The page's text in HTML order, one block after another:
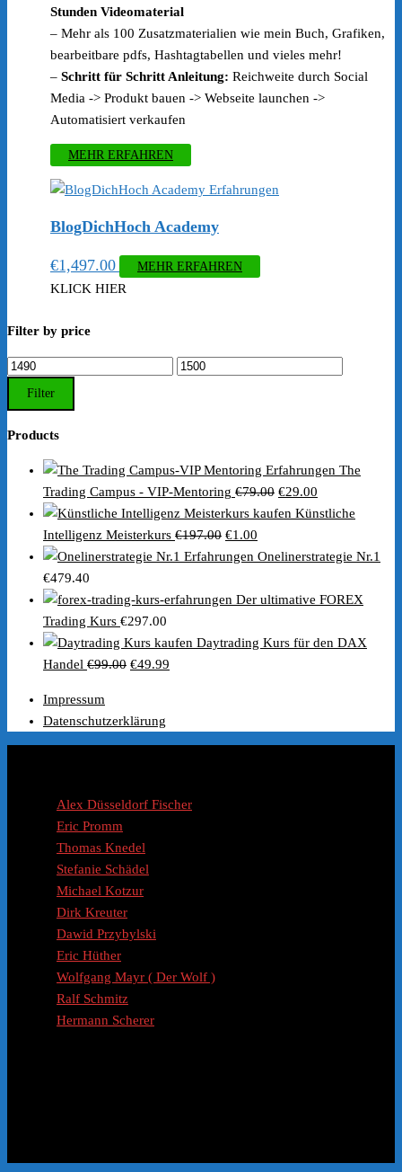
Stunden Videomaterial
– Mehr als 100 Zusatzmaterialien wie mein Buch, Grafiken,
bearbeitbare pdfs, Hashtagtabellen und vieles mehr!
– Schritt für Schritt Anleitung: Reichweite durch Social
Media -> Produkt bauen -> Webseite launchen ->
Automatisiert verkaufen
MEHR ERFAHREN
BlogDichHoch Academy
€1,497.00 MEHR ERFAHREN
KLICK HIER
Filter by price
Min.
Preis
Max.
Filter
Products
The
Trading Campus - VIP-Mentoring €79.00 Ursprünglicher
Preis
€79.00
€29.00
Preis
€29.00.
Künstliche
Intelligenz Meisterkurs €197.00 Ursprünglicher
Preis
€197.00
€1.00
Preis
€1.00.
Onelinerstrategie Nr.1
€479.40
Der ultimative FOREX
Trading Kurs €297.00
Daytrading Kurs für den DAX
Handel €99.00 Ursprünglicher
€99.00
€49.99
€49.99.
Impressum
Datenschutzerklärung
Alex Düsseldorf Fischer
Eric Promm
Thomas Knedel
Stefanie Schädel
Michael Kotzur
Dirk Kreuter
Dawid Przybylski
Eric Hüther
Wolfgang Mayr ( Der Wolf )
Ralf Schmitz
Hermann Scherer